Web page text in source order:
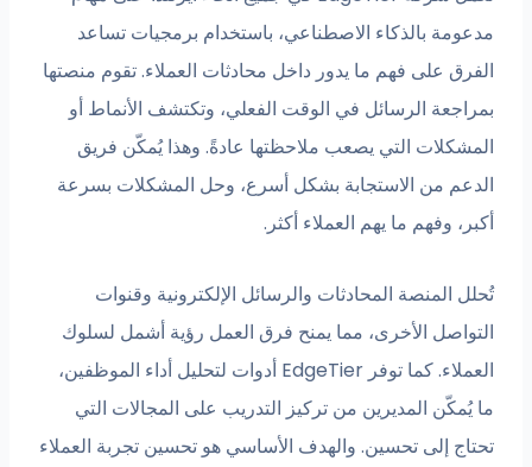
مدعومة بالذكاء الاصطناعي، باستخدام برمجيات تساعد
الفرق على فهم ما يدور داخل محادثات العملاء. تقوم منصتها
بمراجعة الرسائل في الوقت الفعلي، وتكتشف الأنماط أو
المشكلات التي يصعب ملاحظتها عادةً. وهذا يُمكّن فريق
الدعم من الاستجابة بشكل أسرع، وحل المشكلات بسرعة
أكبر، وفهم ما يهم العملاء أكثر.
تُحلل المنصة المحادثات والرسائل الإلكترونية وقنوات
التواصل الأخرى، مما يمنح فرق العمل رؤية أشمل لسلوك
العملاء. كما توفر EdgeTier أدوات لتحليل أداء الموظفين،
ما يُمكّن المديرين من تركيز التدريب على المجالات التي
تحتاج إلى تحسين. والهدف الأساسي هو تحسين تجربة العملاء